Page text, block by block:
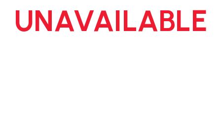
UNAVAILABLE